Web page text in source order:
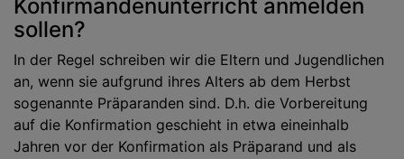
Konfirmandenunterricht anmelden
sollen?
In der Regel schreiben wir die Eltern und Jugendlichen
an, wenn sie aufgrund ihres Alters ab dem Herbst
sogenannte Präparanden sind. D.h. die Vorbereitung
auf die Konfirmation geschieht in etwa eineinhalb
Jahren vor der Konfirmation als Präparand und als